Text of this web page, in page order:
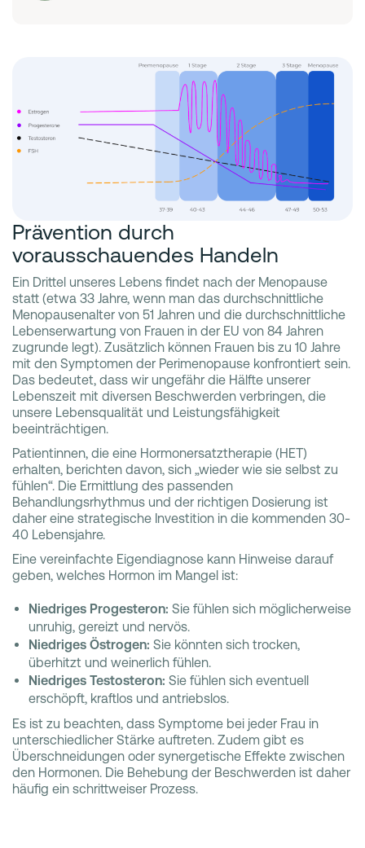
Prävention durch
vorausschauendes Handeln
Ein Drittel unseres Lebens findet nach der Menopause
statt (etwa 33 Jahre, wenn man das durchschnittliche
Menopausenalter von 51 Jahren und die durchschnittliche
Lebenserwartung von Frauen in der EU von 84 Jahren
zugrunde legt). Zusätzlich können Frauen bis zu 10 Jahre
mit den Symptomen der Perimenopause konfrontiert sein.
Das bedeutet, dass wir ungefähr die Hälfte unserer
Lebenszeit mit diversen Beschwerden verbringen, die
unsere Lebensqualität und Leistungsfähigkeit
beeinträchtigen.
Patientinnen, die eine Hormonersatztherapie (HET)
erhalten, berichten davon, sich „wieder wie sie selbst zu
fühlen“. Die Ermittlung des passenden
Behandlungsrhythmus und der richtigen Dosierung ist
daher eine strategische Investition in die kommenden 30-
40 Lebensjahre.
Eine vereinfachte Eigendiagnose kann Hinweise darauf
geben, welches Hormon im Mangel ist:
Niedriges Progesteron: Sie fühlen sich möglicherweise
unruhig, gereizt und nervös.
Niedriges Östrogen: Sie könnten sich trocken,
überhitzt und weinerlich fühlen.
Niedriges Testosteron: Sie fühlen sich eventuell
erschöpft, kraftlos und antriebslos.
Es ist zu beachten, dass Symptome bei jeder Frau in
unterschiedlicher Stärke auftreten. Zudem gibt es
Überschneidungen oder synergetische Effekte zwischen
den Hormonen. Die Behebung der Beschwerden ist daher
häufig ein schrittweiser Prozess.